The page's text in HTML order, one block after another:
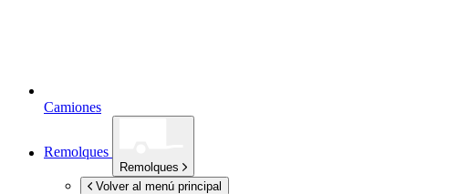
Camiones
Remolques
Remolques
Volver al menú principal